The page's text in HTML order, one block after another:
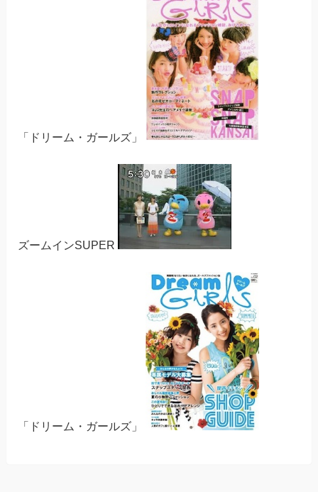
「ドリーム・ガールズ」
ズームインSUPER
「ドリーム・ガールズ」